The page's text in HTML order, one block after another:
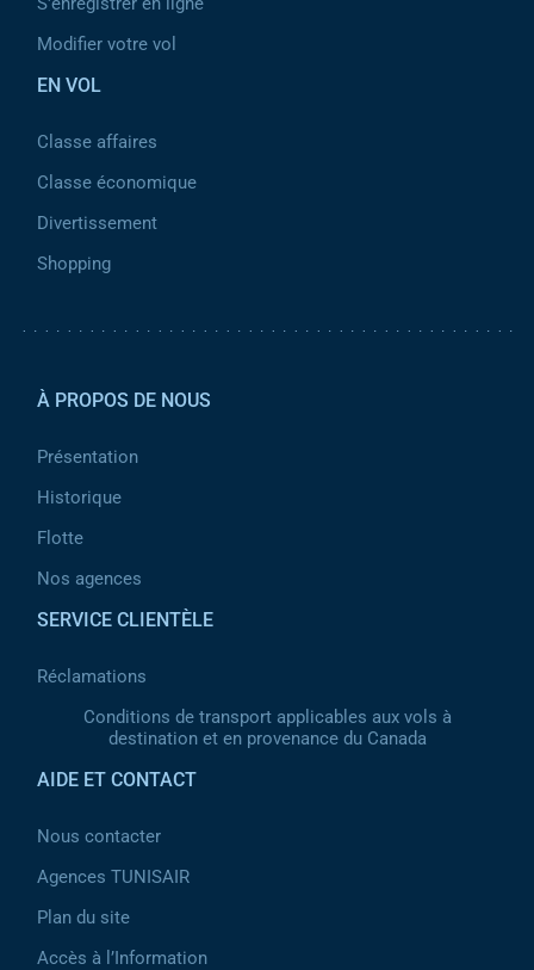
Modifier votre vol
EN VOL
Classe affaires
Classe économique
Divertissement
Shopping
À PROPOS DE NOUS
Présentation
Historique
Flotte
Nos agences
SERVICE CLIENTÈLE
Réclamations
Conditions de transport applicables aux vols à
destination et en provenance du Canada
AIDE ET CONTACT
Nous contacter
Agences TUNISAIR
Plan du site
Accès à l’Information